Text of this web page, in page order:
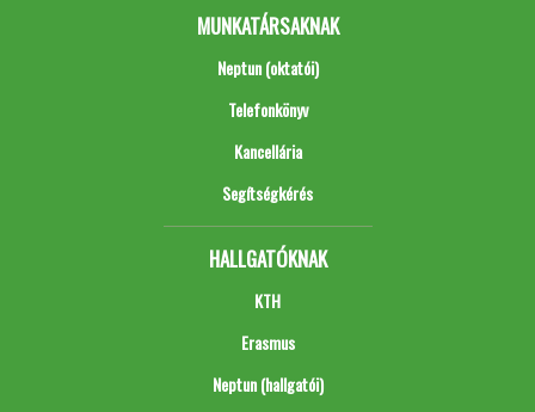
MUNKATÁRSAKNAK
Neptun (oktatói)
Telefonkönyv
Kancellária
Segítségkérés
HALLGATÓKNAK
KTH
Erasmus
Neptun (hallgatói)